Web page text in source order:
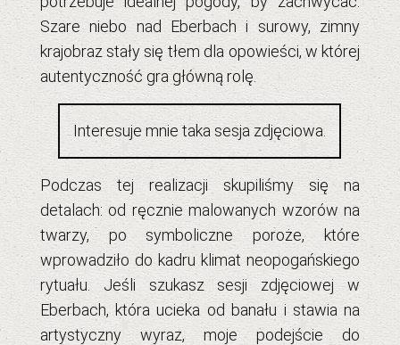
Szare niebo nad Eberbach i surowy, zimny
krajobraz stały się tłem dla opowieści, w której
autentyczność gra główną rolę.
Interesuje mnie taka sesja zdjęciowa.
Podczas tej realizacji skupiliśmy się na
detalach: od ręcznie malowanych wzorów na
twarzy, po symboliczne poroże, które
wprowadziło do kadru klimat neopogańskiego
rytuału. Jeśli szukaszsesji zdjęciowej w
Eberbach, która ucieka od banału i stawia na
artystyczny wyraz, moje podejście do